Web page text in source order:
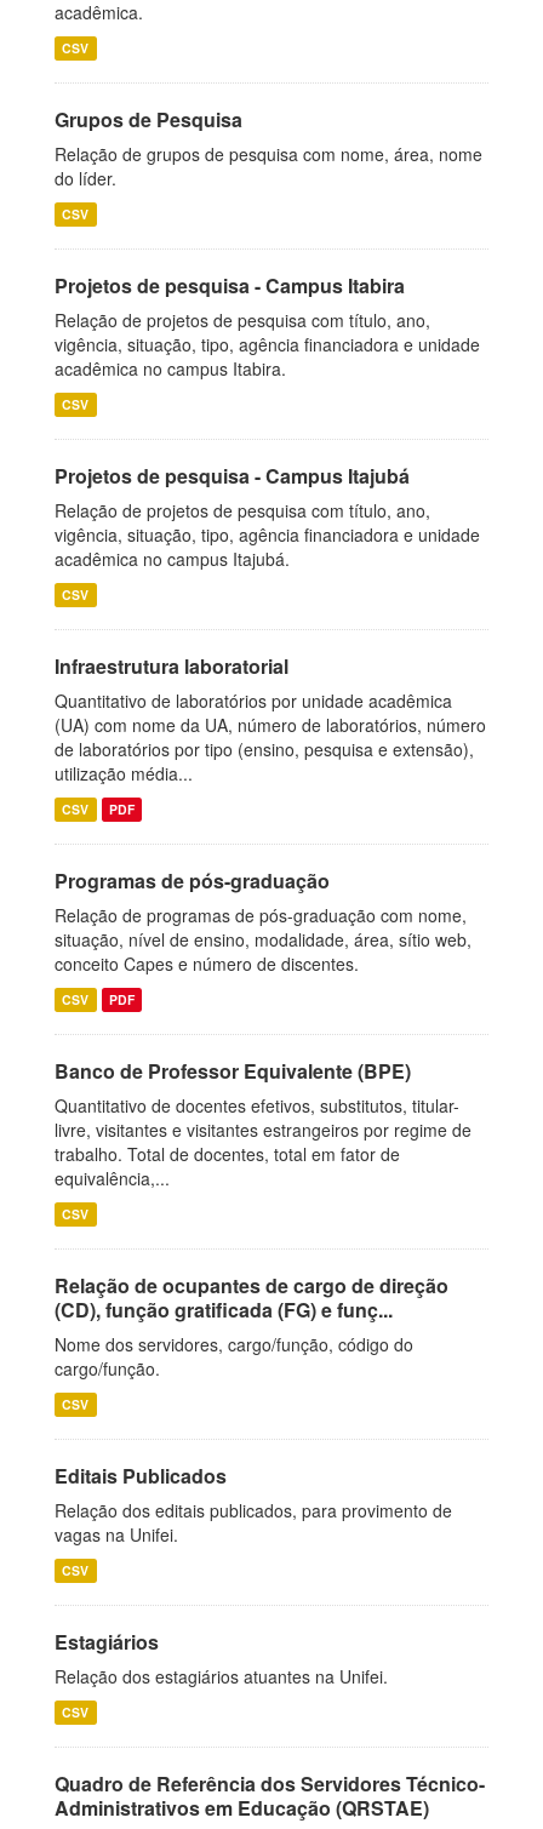
acadêmica.
CSV
Grupos de Pesquisa
Relação de grupos de pesquisa com nome, área, nome
do líder.
CSV
Projetos de pesquisa - Campus Itabira
Relação de projetos de pesquisa com título, ano,
vigência, situação, tipo, agência financiadora e unidade
acadêmica no campus Itabira.
CSV
Projetos de pesquisa - Campus Itajubá
Relação de projetos de pesquisa com título, ano,
vigência, situação, tipo, agência financiadora e unidade
acadêmica no campus Itajubá.
CSV
Infraestrutura laboratorial
Quantitativo de laboratórios por unidade acadêmica
(UA) com nome da UA, número de laboratórios, número
de laboratórios por tipo (ensino, pesquisa e extensão),
utilização média...
CSV PDF
Programas de pós-graduação
Relação de programas de pós-graduação com nome,
situação, nível de ensino, modalidade, área, sítio web,
conceito Capes e número de discentes.
CSV PDF
Banco de Professor Equivalente (BPE)
Quantitativo de docentes efetivos, substitutos, titular-
livre, visitantes e visitantes estrangeiros por regime de
trabalho. Total de docentes, total em fator de
equivalência,...
CSV
Relação de ocupantes de cargo de direção
(CD), função gratificada (FG) e funç...
Nome dos servidores, cargo/função, código do
cargo/função.
CSV
Editais Publicados
Relação dos editais publicados, para provimento de
vagas na Unifei.
CSV
Estagiários
Relação dos estagiários atuantes na Unifei.
CSV
Quadro de Referência dos Servidores Técnico-
Administrativos em Educação (QRSTAE)